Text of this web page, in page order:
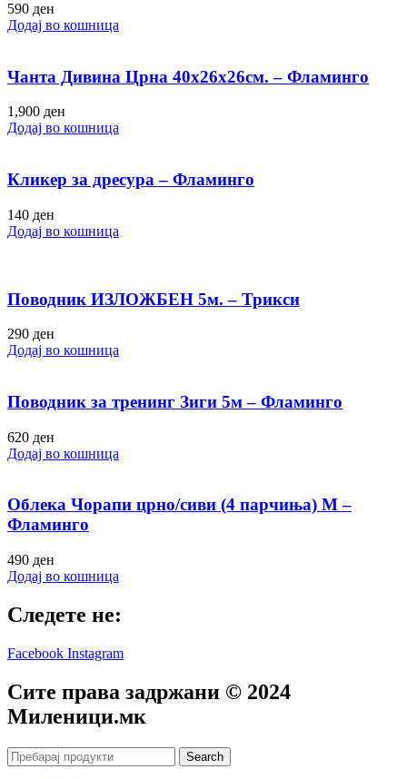
590 ден
Додај во кошница
Чанта Дивина Црна 40х26х26см. – Фламинго
1,900 ден
Додај во кошница
Кликер за дресура – Фламинго
140 ден
Додај во кошница
Поводник ИЗЛОЖБЕН 5м. – Трикси
290 ден
Додај во кошница
Поводник за тренинг Зиги 5м – Фламинго
620 ден
Додај во кошница
Облека Чорапи црно/сиви (4 парчиња) M –
Фламинго
490 ден
Додај во кошница
Следете не:
Facebook Instagram
Сите права задржани © 2024
Mиленици.мк
Search